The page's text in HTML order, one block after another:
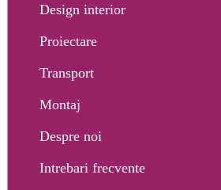
Design interior
Proiectare
Transport
Montaj
Despre noi
Intrebari frecvente